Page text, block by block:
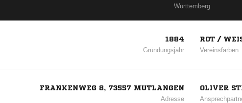
Württemberg
1884
Gründungsjahr
ROT /
Vereinsfarben
FRANKENWEG 8, 73557 MUTLANGEN
Adresse
OLIVER